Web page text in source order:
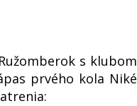
s klubom
prvého kola Niké